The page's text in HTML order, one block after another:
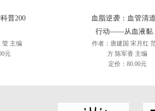
普200
莹 主编
元
血脂逆袭：血管清
行动——从血液黏
作者：唐建国 宋月红
方 陈军香 主编
定价：80.00元